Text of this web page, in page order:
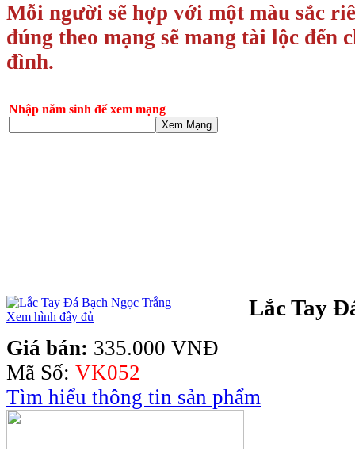
Mỗi người sẽ hợp với một màu sắc
đúng theo mạng sẽ mang tài lộc đến
đình.
Nhập năm sinh để xem mạng
Xem Mạng
Xem hình đầy đủ Lắc Tay
Giá bán: 335.000 VNĐ
Mã Số: VK052
Tìm hiểu thông tin sản phẩm